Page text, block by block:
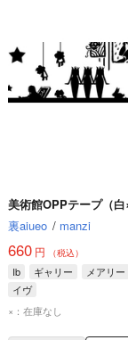
美術館OPPテープ（白
裏aiueo / manzi
660円 （税込）
Ib ギャリー
メアリー
イヴ
×：在庫なし